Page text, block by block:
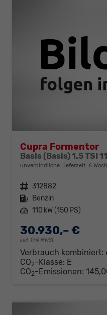
Cupra Formentor
unverbindliche Lieferzeit: 6
Fahrzeugnr. 312882
Kraftstoff Benzin
Leistung 110 kW (150 PS)
30.930,– €
incl. 19% MwSt.
Verbrauch kombiniert:
CO2-Klasse: E
CO2-Emissionen: